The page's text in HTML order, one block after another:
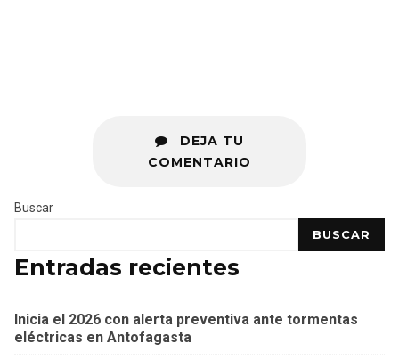
DEJA TU
COMENTARIO
Buscar
BUSCAR
Entradas recientes
Inicia el 2026 con alerta preventiva ante tormentas
eléctricas en Antofagasta